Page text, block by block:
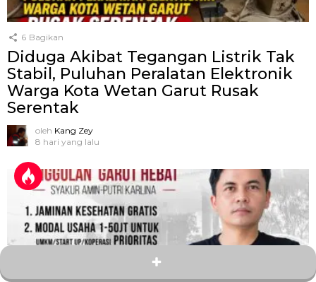
6 Bagikan
Diduga Akibat Tegangan Listrik Tak
Stabil, Puluhan Peralatan Elektronik
Warga Kota Wetan Garut Rusak
Serentak
oleh Kang Zey
8 hari yang lalu